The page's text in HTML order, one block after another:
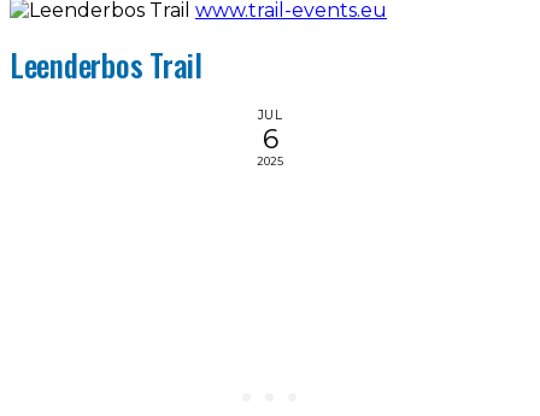
www.trail-events.eu
Leenderbos Trail
JUL
6
2025